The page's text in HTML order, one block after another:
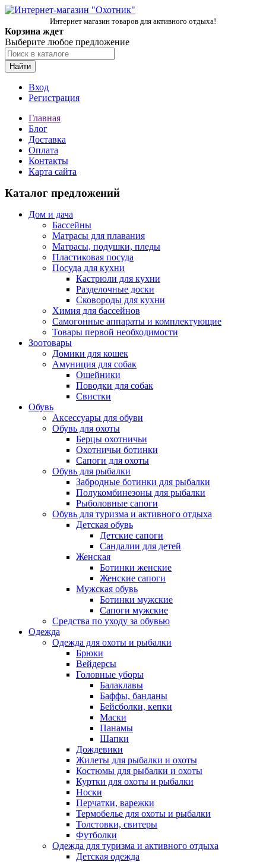
Интернет магазин товаров для активного отдыха!
Корзина ждет
Выберите любое предложение
Найти
Вход
Регистрация
Главная
Блог
Доставка
Оплата
Контакты
Карта сайта
Каталог предложений
Дом и дача
Бассейны
Матрасы для плавания
Матрасы, подушки, пледы
Пластиковая посуда
Посуда для кухни
Кастрюли для кухни
Разделочные доски
Сковороды для кухни
Химия для бассейнов
Самогонные аппараты и комплектующие
Товары первой необходимости
Зоотовары
Домики для кошек
Амуниция для собак
Ошейники
Поводки для собак
Свистки
Обувь
Аксессуары для обуви
Обувь для охоты
Берцы охотничьи
Охотничьи ботинки
Сапоги для охоты
Обувь для рыбалки
Забродные ботинки для рыбалки
Полукомбинезоны для рыбалки
Рыболовные сапоги
Обувь для туризма и активного отдыха
Детская обувь
Детские сапоги
Сандалии для детей
Женская
Ботинки женские
Женские сапоги
Мужская обувь
Ботинки мужские
Сапоги мужские
Средства по уходу за обувью
Одежда
Одежда для охоты и рыбалки
Брюки
Вейдерсы
Головные уборы
Балаклавы
Баффы, банданы
Бейсболки, кепки
Маски
Панамы
Шапки
Дождевики
Жилеты для рыбалки и охоты
Костюмы для рыбалки и охоты
Куртки для охоты и рыбалки
Носки
Перчатки, варежки
Термобелье для охоты и рыбалки
Толстовки, свитеры
Футболки
Одежда для туризма и активного отдыха
Детская одежда